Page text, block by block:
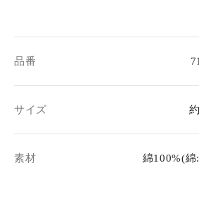
品番
サイズ
素材
綿100%(綿